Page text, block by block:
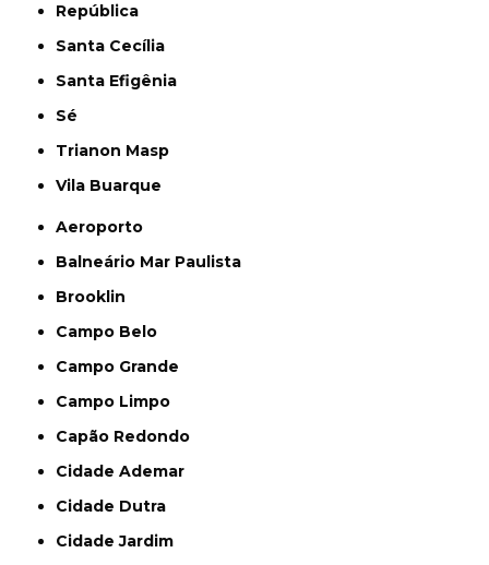
República
Santa Cecília
Santa Efigênia
Sé
Trianon Masp
Vila Buarque
Aeroporto
Balneário Mar Paulista
Brooklin
Campo Belo
Campo Grande
Campo Limpo
Capão Redondo
Cidade Ademar
Cidade Dutra
Cidade Jardim